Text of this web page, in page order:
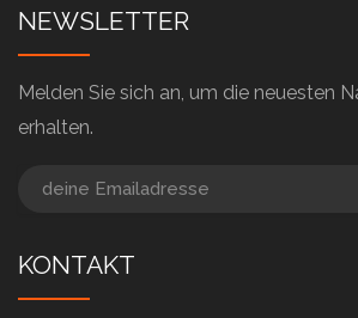
NEWSLETTER
Melden Sie sich an, um die neuesten
erhalten.
KONTAKT